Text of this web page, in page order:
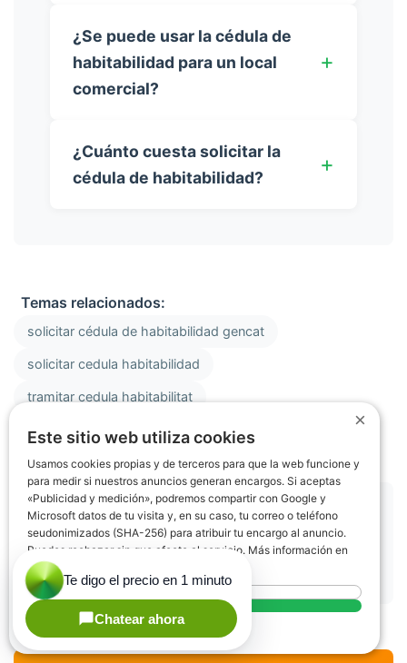
¿Se puede usar la cédula de
habitabilidad para un local
comercial?
¿Cuánto cuesta solicitar la
cédula de habitabilidad?
Temas relacionados:
solicitar cédula de habitabilidad gencat
solicitar cedula habitabilidad
tramitar cedula habitabilitat
como conseguir cedula habitabilidad
Compartir este artículo:
WhatsApp
×
Este sitio web utiliza cookies
Usamos cookies propias y de terceros para que la web funcione y
para medir si nuestros anuncios generan encargos. Si aceptas
«Publicidad y medición», podremos compartir con Google y
Microsoft datos de tu visita y, en su caso, tu correo o teléfono
seudonimizados (SHA-256) para atribuir tu encargo al anuncio.
Puedes rechazar sin que afecte al servicio. Más información en
nuestra
Aceptar todo
Mostrar detalles